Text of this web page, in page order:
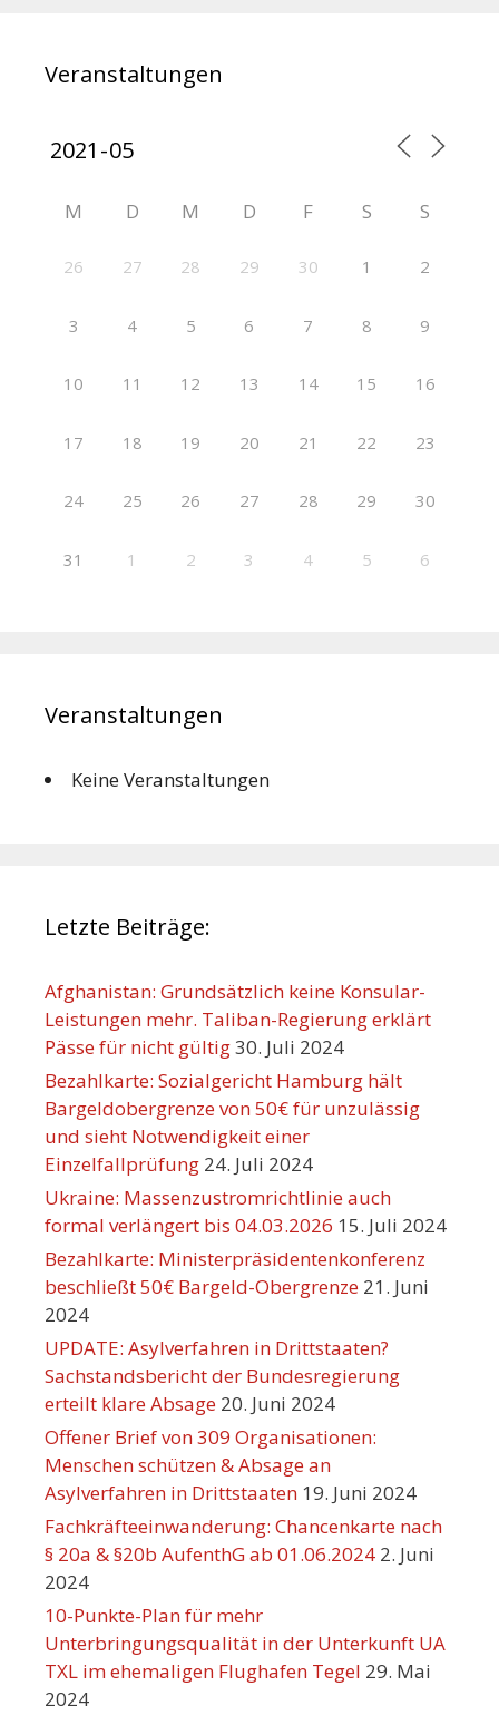
Veranstaltungen
M D M D F S S
26 27 28 29 30 1 2
3 4 5 6 7 8 9
10 11 12 13 14 15 16
17 18 19 20 21 22 23
24 25 26 27 28 29 30
31 1 2 3 4 5 6
Veranstaltungen
Keine Veranstaltungen
Letzte Beiträge:
Afghanistan: Grundsätzlich keine Konsular-
Leistungen mehr. Taliban-Regierung erklärt
Pässe für nicht gültig30. Juli 2024
Bezahlkarte: Sozialgericht Hamburg hält
Bargeldobergrenze von 50€ für unzulässig
und sieht Notwendigkeit einer
Einzelfallprüfung 24. Juli 2024
Ukraine: Massenzustromrichtlinie auch
formal verlängert bis 04.03.2026 15. Juli 2024
Bezahlkarte: Ministerpräsidentenkonferenz
beschließt 50€ Bargeld-Obergrenze 21. Juni
2024
UPDATE: Asylverfahren in Drittstaaten?
Sachstandsbericht der Bundesregierung
erteilt klare Absage 20. Juni 2024
Offener Brief von 309 Organisationen:
Menschen schützen & Absage an
Asylverfahren in Drittstaaten 19. Juni 2024
Fachkräfteeinwanderung: Chancenkarte nach
§ 20a & §20b AufenthG ab 01.06.2024 2. Juni
2024
10-Punkte-Plan für mehr
Unterbringungsqualität in der Unterkunft UA
TXL im ehemaligen Flughafen Tegel 29. Mai
2024